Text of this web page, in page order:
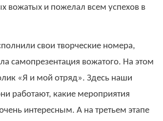
вожатых и пожелал всем успехов в
свои творческие номера,
самопрезентация вожатого. На этом
«Я и мой отряд». Здесь наши
работают, какие мероприятия
интересным. А на третьем этапе